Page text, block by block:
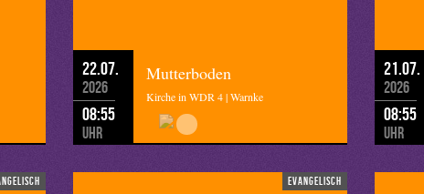
22.07.
2026
08:55
Uhr
Mutterboden
Kirche in WDR 4 | Warnke
21.07.
2026
08:55
Uhr
evangelisch